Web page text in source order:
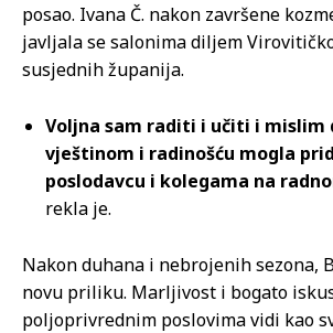
posao. Ivana Č. nakon završene
javljala se salonima diljem
susjednih županija.
Voljna sam raditi i učiti i mislim
vještinom i radinošću mogla
poslodavcu i kolegama na
rekla je.
Nakon duhana i nebrojenih sezona,
novu priliku. Marljivost i bogato
poljoprivrednim poslovima vidi kao